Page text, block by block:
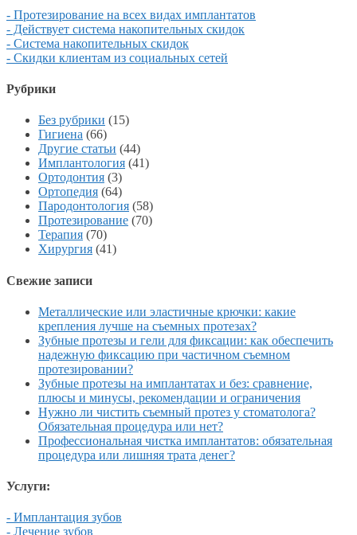
- Протезирование на всех видах имплантатов
- Действует система накопительных скидок
- Система накопительных скидок
- Скидки клиентам из социальных сетей
Рубрики
Без рубрики (15)
Гигиена (66)
Другие статьи (44)
Имплантология (41)
Ортодонтия (3)
Ортопедия (64)
Пародонтология (58)
Протезирование (70)
Терапия (70)
Хирургия (41)
Свежие записи
Металлические или эластичные крючки: какие
крепления лучше на съемных протезах?
Зубные протезы и гели для фиксации: как обеспечить
надежную фиксацию при частичном съемном
протезировании?
Зубные протезы на имплантатах и без: сравнение,
плюсы и минусы, рекомендации и ограничения
Нужно ли чистить съемный протез у стоматолога?
Обязательная процедура или нет?
Профессиональная чистка имплантатов: обязательная
процедура или лишняя трата денег?
Услуги:
- Имплантация зубов
- Лечение зубов